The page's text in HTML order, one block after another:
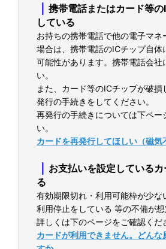
｜ 携帯電話またはカード等
している
お持ちの携帯電話で他の電子マネ
場合は、携帯電話のICチップ自体
可能性があります。携帯電話会社
い。
また、カード等のICチップが破
発行の手続きをしてください。
再発行の手続きについては下ペー
い。
カードを再発行してほしい（磁気
｜ お支払いを設定している
る
有効期限切れ・利用可能枠が少な
利用停止をしている 等の不備が想
詳しくは下のページをご確認くだ
カードが利用できません。どんな